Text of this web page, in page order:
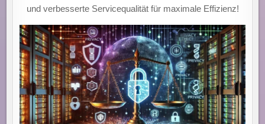
und verbesserte Servicequalität für maximale Effizienz!